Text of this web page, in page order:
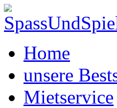
Home
unsere
Mietservice